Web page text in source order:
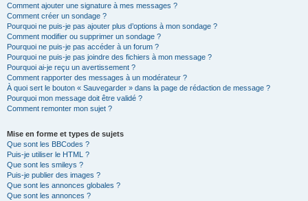
Comment ajouter une signature à mes messages ?
Comment créer un sondage ?
Pourquoi ne puis-je pas ajouter plus d’options à mon sondage ?
Comment modifier ou supprimer un sondage ?
Pourquoi ne puis-je pas accéder à un forum ?
Pourquoi ne puis-je pas joindre des fichiers à mon message ?
Pourquoi ai-je reçu un avertissement ?
Comment rapporter des messages à un modérateur ?
À quoi sert le bouton « Sauvegarder » dans la page de rédaction de message ?
Pourquoi mon message doit être validé ?
Comment remonter mon sujet ?
Mise en forme et types de sujets
Que sont les BBCodes ?
Puis-je utiliser le HTML ?
Que sont les smileys ?
Puis-je publier des images ?
Que sont les annonces globales ?
Que sont les annonces ?